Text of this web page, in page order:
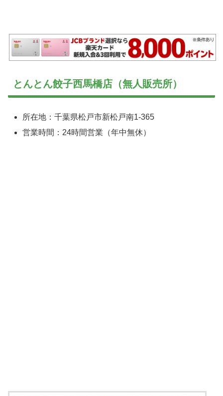
とんとん餃子西馬橋店（無人販売所）
所在地：千葉県松戸市新松戸南1-365
営業時間：24時間営業（年中無休）